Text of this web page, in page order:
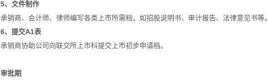
5、文件制作
承销商、会计师、律师编写各类上市所需档，如招股说明书、审计报告、法律意见书等。
6、提交A1表
承销商协助公司向联交所上市科提交上市初步申请档。
审批期